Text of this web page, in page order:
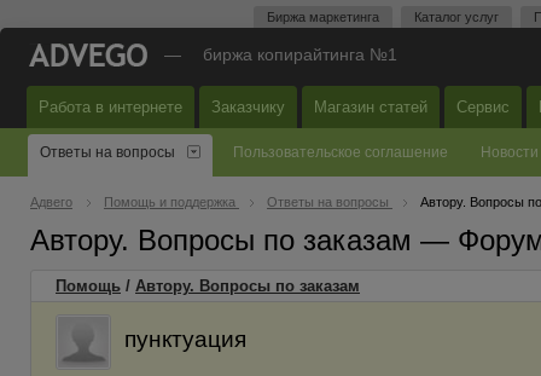
Биржа маркетинга Каталог услуг
— биржа копирайтинга №1
Работа в интернете Заказчику Магазин статей Сервис
Ответы на вопросы Пользовательское соглашение Новости
Адвего Помощь и поддержка Ответы на вопросы Автору. Вопросы
Автору. Вопросы по заказам —
Помощь / Автору. Вопросы по заказам
пунктуация